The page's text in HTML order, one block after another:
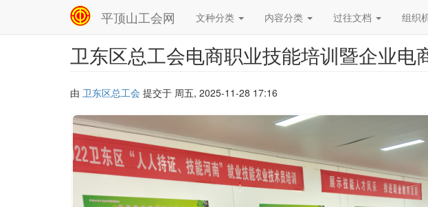
平顶山工会网
Main
navigation
文种分类 内容分类 过往文档 组织
卫东区总工会电商职业技能培训暨企业电
由 卫东区总工会 提交于 周五, 2025-11-28 17:16